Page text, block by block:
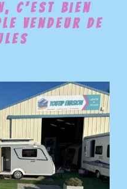
C’est Bien
Vendeur De